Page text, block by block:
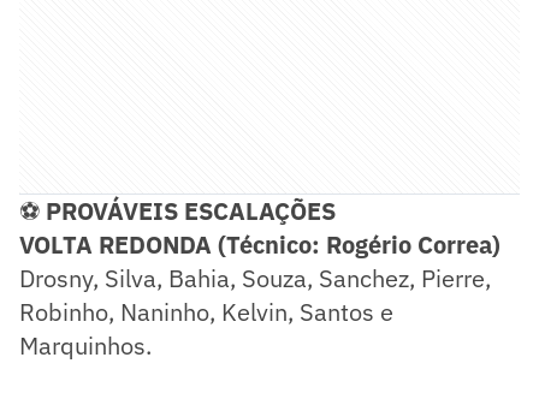
⚽ PROVÁVEIS ESCALAÇÕES
VOLTA REDONDA (Técnico: Rogério Correa)
Drosny, Silva, Bahia, Souza, Sanchez, Pierre,
Robinho, Naninho, Kelvin, Santos e
Marquinhos.